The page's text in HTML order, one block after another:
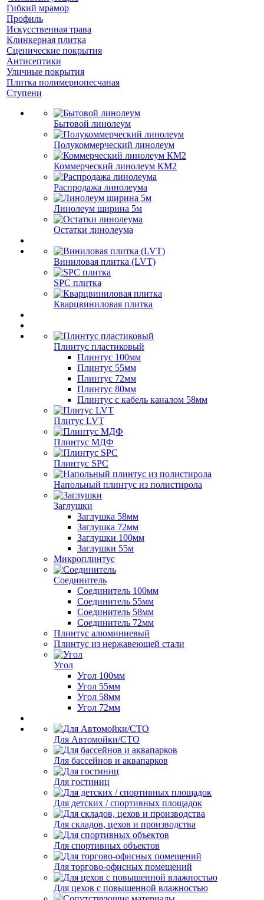
Гибкий мрамор
Профиль
Искусственная трава
Клинкерная плитка
Сценические покрытия
Антисептики
Уличные покрытия
Плитка полимернопесчаная
Ступени
Бытовой линолеум
Полукоммерческий линолеум
Коммерческий линолеум КМ2
Распродажа линолеума
Линолеум ширина 5м
Остатки линолеума
Виниловая плитка (LVT)
SPC плитка
Кварцвиниловая плитка
Плинтус пластиковый
Плинтус 100мм
Плинтус 55мм
Плинтус 72мм
Плинтус 80мм
Плинтус с кабель каналом 58мм
Плитус LVT
Плинтус МДФ
Плинтус SPC
Напольный плинтус из полистирола
Заглушки
Заглушка 58мм
Заглушка 72мм
Заглушки 100мм
Заглушки 55м
Микроплинтус
Соединитель
Соединитель 100мм
Соединитель 55мм
Соединитель 58мм
Соединитель 72мм
Плинтус алюминиевый
Плинтус из нержавеющей стали
Угол
Угол 100мм
Угол 55мм
Угол 58мм
Угол 72мм
Для Автомойки/СТО
Для бассейнов и аквапарков
Для гостиниц
Для детских / спортивных площадок
Для складов, цехов и производства
Для спортивных объектов
Для торгово-офисных помещений
Для цехов с повышенной влажностью